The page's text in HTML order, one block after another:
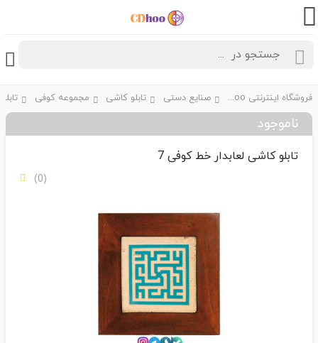
فروشگاه اینترنتی CDhoo صنایع دستی تابلو کاشی مجموعه کوفی
ناموجود
تابلو کاشی لعابدار خط کوفی 7
(0)